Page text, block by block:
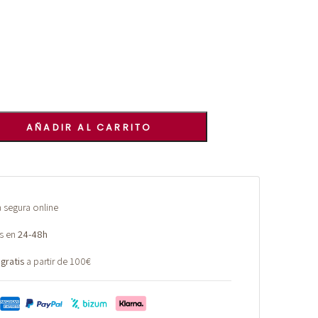
AÑADIR AL CARRITO
segura online
en24-48h
a partir de 100€